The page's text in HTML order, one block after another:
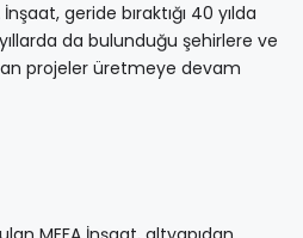
geride bıraktığı 40 yılda
da bulunduğu şehirlere ve
projeler üretmeye devam